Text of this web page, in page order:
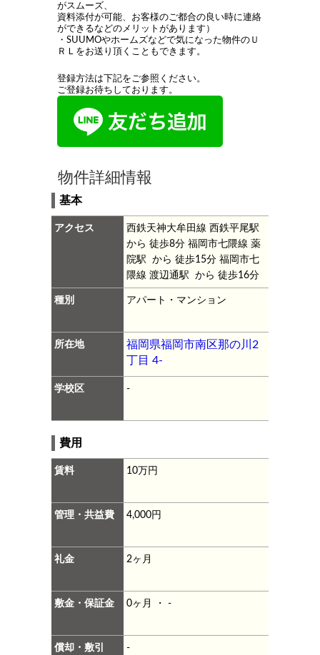
がスムーズ、
資料添付が可能、お客様のご都合の良い時に連絡
ができるなどのメリットがあります）
・SUUMOやホームズなどで気になった物件のＵ
ＲＬをお送り頂くこともできます。
登録方法は下記をご参照ください。
ご登録お待ちしております。
物件詳細情報
基本
アクセス
西鉄天神大牟田線 西鉄平尾駅
から 徒歩8分福岡市七隈線 薬
院駅 から 徒歩15分福岡市七
隈線 渡辺通駅 から 徒歩16分
種別 アパート・マンション
所在地
福岡県福岡市南区那の川2
丁目 4-
学校区 -
費用
賃料 10万円
管理・共益費 4,000円
礼金 2ヶ月
敷金・保証金 0ヶ月 ・ -
償却・敷引 -